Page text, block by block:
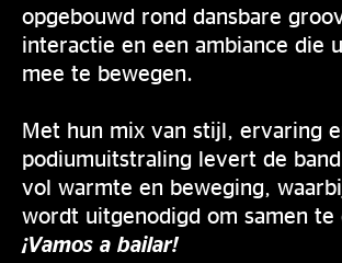
opgebouwd rond dansbare
interactie en een ambiance die
mee te bewegen.
Met hun mix van stijl, ervaring
podiumuitstraling levert de
vol warmte en beweging,
wordt uitgenodigd om samen te
¡Vamos a bailar!